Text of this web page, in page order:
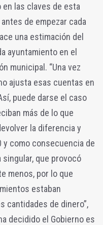
en las claves de esta
de empezar cada
una estimación del
ayuntamiento en el
municipal. “Una vez
ajusta esas cuentas en
puede darse el caso
más de lo que
la diferencia y
y como consecuencia de
singular, que provocó
menos, por lo que
estaban
cantidades de dinero”,
decidido el Gobierno es